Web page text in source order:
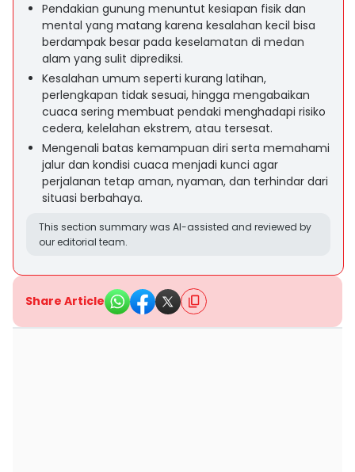
Pendakian gunung menuntut kesiapan fisik dan
mental yang matang karena kesalahan kecil bisa
berdampak besar pada keselamatan di medan
alam yang sulit diprediksi.
Kesalahan umum seperti kurang latihan,
perlengkapan tidak sesuai, hingga mengabaikan
cuaca sering membuat pendaki menghadapi risiko
cedera, kelelahan ekstrem, atau tersesat.
Mengenali batas kemampuan diri serta memahami
jalur dan kondisi cuaca menjadi kunci agar
perjalanan tetap aman, nyaman, dan terhindar dari
situasi berbahaya.
This section summary was AI-assisted and reviewed by
our editorial team.
Share Article